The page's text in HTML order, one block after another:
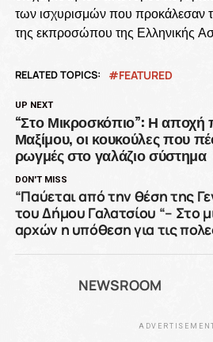
των ισχυρισμών που προκάλεσαν
της εκπροσώπου της Ελληνικής
RELATED TOPICS: FEATURED
UP NEXT
“Στο Μικροσκόπιο”: Η αποχή
Μαξίμου, οι κουκούλες που
ρωγμές στο γαλάζιο σύστημα
DON'T MISS
“Παύεται από την θέση της
του Δήμου Γαλατσίου “– Στο
αρχών η υπόθεση για τις
NEWSROOM